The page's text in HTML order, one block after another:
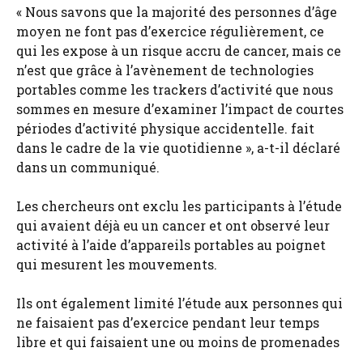
« Nous savons que la majorité des personnes d’âge
moyen ne font pas d’exercice régulièrement, ce
qui les expose à un risque accru de cancer, mais ce
n’est que grâce à l’avènement de technologies
portables comme les trackers d’activité que nous
sommes en mesure d’examiner l’impact de courtes
périodes d’activité physique accidentelle. fait
dans le cadre de la vie quotidienne », a-t-il déclaré
dans un communiqué.
Les chercheurs ont exclu les participants à l’étude
qui avaient déjà eu un cancer et ont observé leur
activité à l’aide d’appareils portables au poignet
qui mesurent les mouvements.
Ils ont également limité l’étude aux personnes qui
ne faisaient pas d’exercice pendant leur temps
libre et qui faisaient une ou moins de promenades